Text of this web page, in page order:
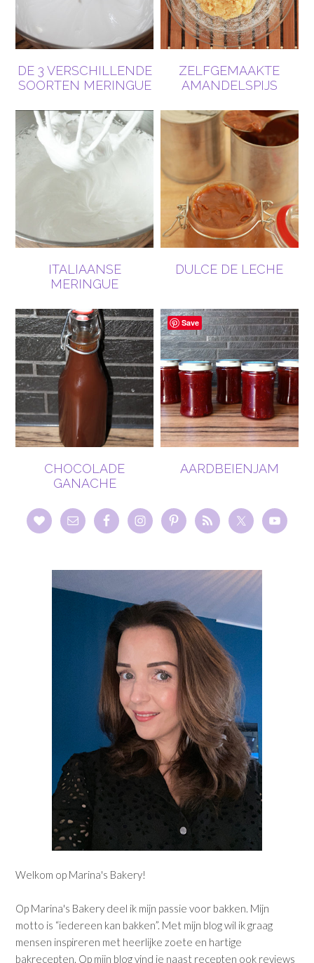
DE 3 VERSCHILLENDE
SOORTEN MERINGUE
ZELFGEMAAKTE
AMANDELSPIJS
ITALIAANSE
MERINGUE
DULCE DE LECHE
CHOCOLADE
GANACHE
AARDBEIENJAM
Welkom op Marina's Bakery!
Op Marina's Bakery deel ik mijn passie voor bakken. Mijn
motto is “iedereen kan bakken”. Met mijn blog wil ik graag
mensen inspireren met heerlijke zoete en hartige
bakrecepten. Op mijn blog vind je naast recepten ook reviews
Save